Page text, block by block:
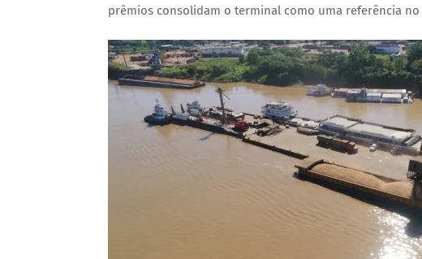
prêmios consolidam o terminal como uma referência